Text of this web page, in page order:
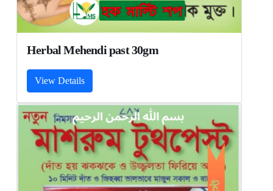
Herbal Mehendi past 30gm
View Details